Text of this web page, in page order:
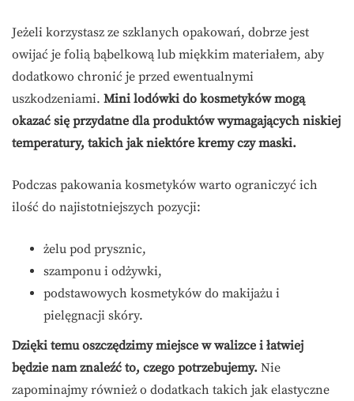
Jeżeli korzystasz ze szklanych opakowań, dobrze jest
owijać je folią bąbelkową lub miękkim materiałem, aby
dodatkowo chronić je przed ewentualnymi
uszkodzeniami. Mini lodówki do kosmetyków mogą
okazać się przydatne dla produktów wymagających niskiej
temperatury, takich jak niektóre kremy czy maski.
Podczas pakowania kosmetyków warto ograniczyć ich
ilość do najistotniejszych pozycji:
żelu pod prysznic,
szamponu i odżywki,
podstawowych kosmetyków do makijażu i
pielęgnacji skóry.
Dzięki temu oszczędzimy miejsce w walizce i łatwiej
będzie nam znaleźć to, czego potrzebujemy. Nie
zapominajmy również o dodatkach takich jak elastyczne